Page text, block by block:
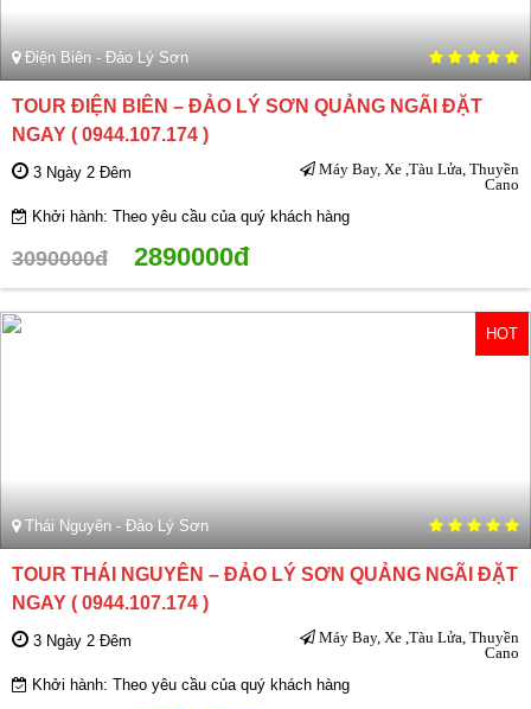
Điện Biên - Đảo Lý Sơn
TOUR ĐIỆN BIÊN – ĐẢO LÝ SƠN QUẢNG NGÃI ĐẶT
NGAY ( 0944.107.174 )
3 Ngày 2 Đêm
Máy Bay, Xe ,Tàu Lửa, Thuyền
Cano
Khởi hành: Theo yêu cầu của quý khách hàng
3090000đ 2890000đ
HOT
Thái Nguyên - Đảo Lý Sơn
TOUR THÁI NGUYÊN – ĐẢO LÝ SƠN QUẢNG NGÃI ĐẶT
NGAY ( 0944.107.174 )
3 Ngày 2 Đêm
Máy Bay, Xe ,Tàu Lửa, Thuyền
Cano
Khởi hành: Theo yêu cầu của quý khách hàng